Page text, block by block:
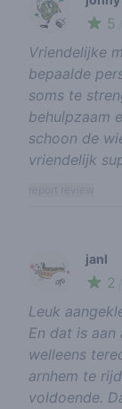
🍃 5
Vriendelijke
bepaalde
soms te
behulpzaam
schoon de
vriendelijk
🌱
janl
2
Leuk
En dat is aan
welleens
arnhem te
voldoende.